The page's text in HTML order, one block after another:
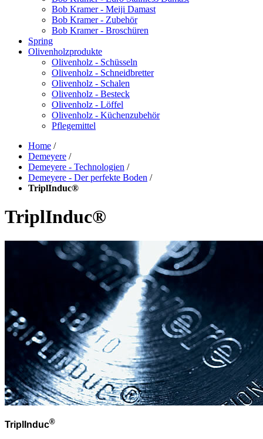
Bob Kramer - Meiji Damast
Bob Kramer - Zubehör
Bob Kramer - Broschüren
Spring
Olivenholzprodukte
Olivenholz - Schüsseln
Olivenholz - Schneidbretter
Olivenholz - Schalen
Olivenholz - Besteck
Olivenholz - Löffel
Olivenholz - Küchenzubehör
Pflegemittel
Home /
Demeyere /
Demeyere - Technologien /
Demeyere - Der perfekte Boden /
TriplInduc®
TriplInduc®
TriplInduc®